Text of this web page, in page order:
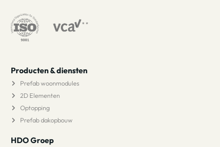
Producten & diensten
Prefab woonmodules
2D Elementen
Optopping
Prefab dakopbouw
HDO Groep